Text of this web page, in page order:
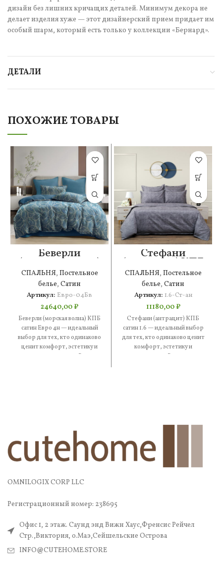
дизайн без лишних кричащих деталей. Минимум декора не
делает изделия хуже — этот дизайнерский прием придает им
особый шарм, который есть только у коллекции «Бернард».
ДЕТАЛИ
ПОХОЖИЕ ТОВАРЫ
Беверли
(морская волна)
КПБ сатин Евро
4н
СПАЛЬНЯ, Постельное
белье, Сатин
Артикул: Евро-04Бв
24640,00₽
Беверли (морская волна) КПБ
сатин Евро 4н — идеальный
выбор для тех, кто одинаково
ценит комфорт, эстетику и
практичность. В
Стефани
(антрацит) КПБ
сатин 1.6
СПАЛЬНЯ, Постельное
белье, Сатин
Артикул: 1.6-Ст-ан
11180,00₽
Стефани (антрацит) КПБ
сатин 1.6 — идеальный выбор
для тех, кто одинаково ценит
комфорт, эстетику и
практичность. В составе —
OMNILOGIX CORP LLC
Регистрационный номер: 238695
Офис 1, 2 этаж. Саунд энд Вижн Хаус,Френсис Рейчел
Стр.,Виктория, о.Маэ,Сейшельские Острова
INFO@CUTEHOME.STORE